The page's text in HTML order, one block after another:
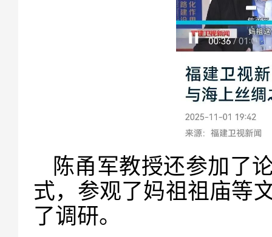
陈甬军教授还参加了
式，参观了妈祖祖庙等
了调研。